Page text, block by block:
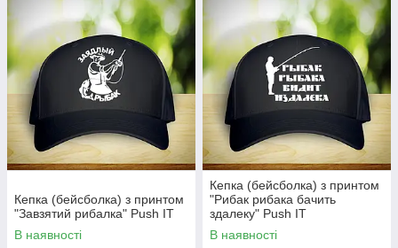
Кепка (бейсболка) з принтом
"Завзятий рибалка" Push IT
В наявності
Кепка (бейсболка) з принтом
"Рибак рибака бачить
здалеку" Push IT
В наявності